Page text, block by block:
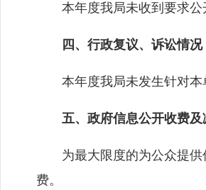
本年度我局未收到要求公
四、行政复议、诉讼情况
本年度我局未发生针对本
五、政府信息公开收费及
为最大限度的为公众提供
费。